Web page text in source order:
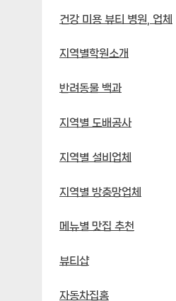
건강 미용 뷰티 병원, 업체
지역별학원소개
반려동물 백과
지역별 도배공사
지역별 설비업체
지역별 방충망업체
메뉴별 맛집 추천
뷰티샵
자동차집홈